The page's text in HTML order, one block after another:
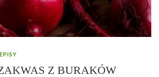
Z BURAKÓW